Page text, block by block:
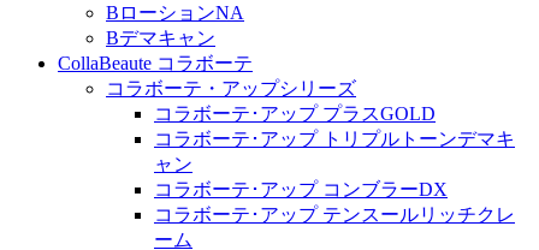
BローションNA
Bデマキャン
CollaBeaute コラボーテ
コラボーテ・アップシリーズ
コラボーテ･アップ プラスGOLD
コラボーテ･アップ トリプルトーンデマキ
ャン
コラボーテ･アップ コンブラーDX
コラボーテ･アップ テンスールリッチクレ
ーム